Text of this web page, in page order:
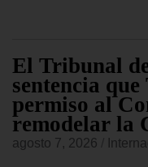
El Tribunal
sentencia
permiso al
remodelar la
agosto 7, 2026